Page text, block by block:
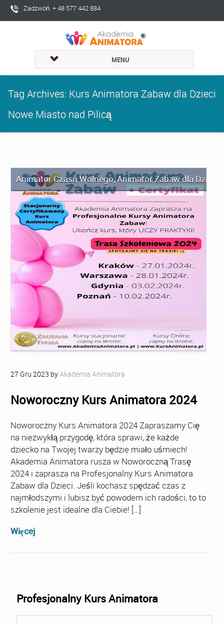
Zadzwoń + 48 577 442 884
MENU
Tag Archives: Kurs Animatora Zabaw dla Dzieci
Nowe Miasto nad Pilicą
Animator Czasu Wolnego,Animator Zabaw dla Dzieci
27 Gru 2023 byAkademia Animatora
Noworoczny Kurs Animatora 2024
Noworoczny Kurs Animatora 2024 Zapraszamy Cię
na niezwykłą przygodę, która sprawi, że każde
dziecko na Twojej twarzy będzie miało uśmiech!
Akademia Animatora rusza w Noworoczną Trasę
2024 i zaprasza na Profesjonalny Kurs Animatora
Zabaw dla Dzieci. Jeśli kochasz spędzać czas z
najmłodszymi i lubisz być powodem ich radości, to to
szkolenie jest idealne dla Ciebie! […]
Więcej
Profesjonalny Kurs Animatora